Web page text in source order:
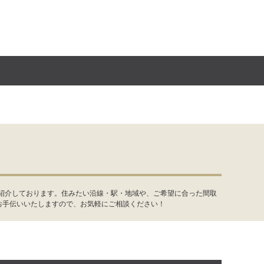
しております。住みたい沿線・駅・地域や、ご希望に合った間取
伝いいたしますので、お気軽にご相談ください！